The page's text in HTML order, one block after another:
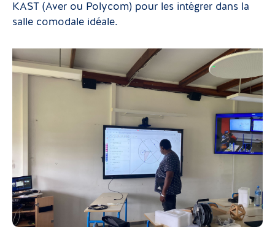
KAST (Aver ou Polycom) pour les intégrer dans la
salle comodale idéale.